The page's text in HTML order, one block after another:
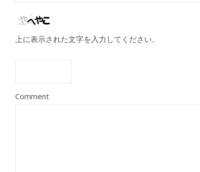
上に表示された文字を入力してください。
Comment